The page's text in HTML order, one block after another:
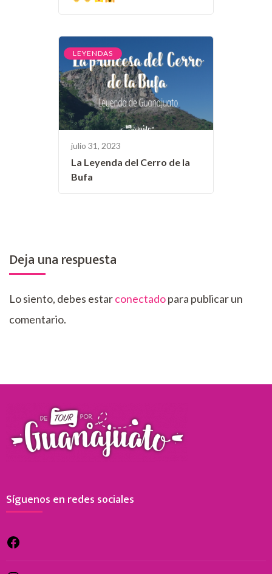
LEYENDAS
julio 31, 2023
La Leyenda del Cerro de la
Bufa
Deja una respuesta
Lo siento, debes estarconectadopara publicar un
comentario.
Síguenos en redes sociales